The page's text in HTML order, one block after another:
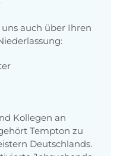
auch über Ihren
Kollegen an
Tempton zu
Deutschlands.